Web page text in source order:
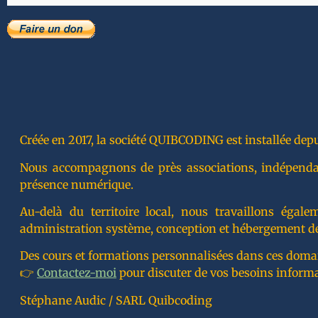
Créée en 2017, la société QUIBCODING est installée
Nous accompagnons de près associations,
présence numérique.
Au-delà du territoire local, nous travaillons
administration système, conception et hébergement
Des cours et formations personnalisées dans ces
👉 Contactez-moi pour discuter de vos besoins
Stéphane Audic / SARL Quibcoding